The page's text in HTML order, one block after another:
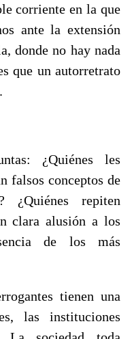
corriente en la que
ante la extensión
donde no hay nada
que un autorretrato
¿Quiénes les
falsos conceptos de
¿Quiénes repiten
clara alusión a los
de los más
tienen una
las instituciones